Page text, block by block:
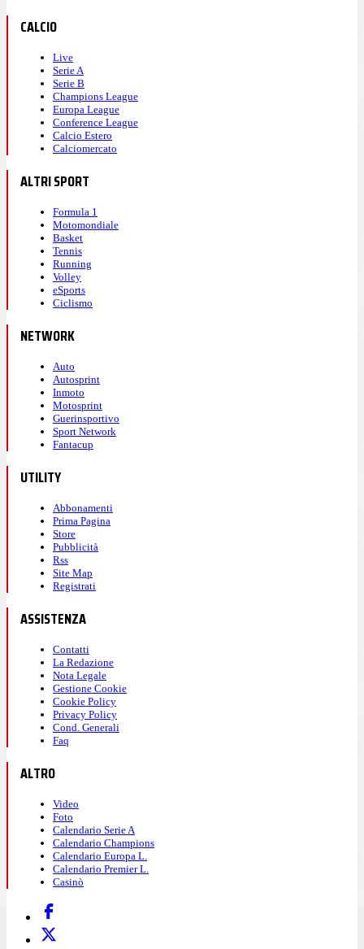
CALCIO
Live
Serie A
Serie B
Champions League
Europa League
Conference League
Calcio Estero
Calciomercato
ALTRI SPORT
Formula 1
Motomondiale
Basket
Tennis
Running
Volley
eSports
Ciclismo
NETWORK
Auto
Autosprint
Inmoto
Motosprint
Guerinsportivo
Sport Network
Fantacup
UTILITY
Abbonamenti
Prima Pagina
Store
Pubblicità
Rss
Site Map
Registrati
ASSISTENZA
Contatti
La Redazione
Nota Legale
Gestione Cookie
Cookie Policy
Privacy Policy
Cond. Generali
Faq
ALTRO
Video
Foto
Calendario Serie A
Calendario Champions
Calendario Europa L.
Calendario Premier L.
Casinò